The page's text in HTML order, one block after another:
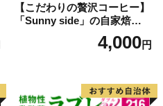
【こだわりの贅沢コーヒー】
「Sunny side」の自家焙煎珈
琲サニーブレンド（100g）
4,000円